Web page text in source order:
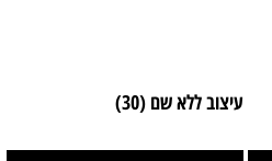
עיצוב ללא שם (30)